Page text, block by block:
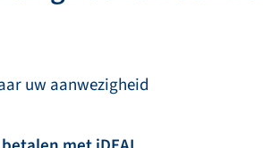
uw aanwezigheid